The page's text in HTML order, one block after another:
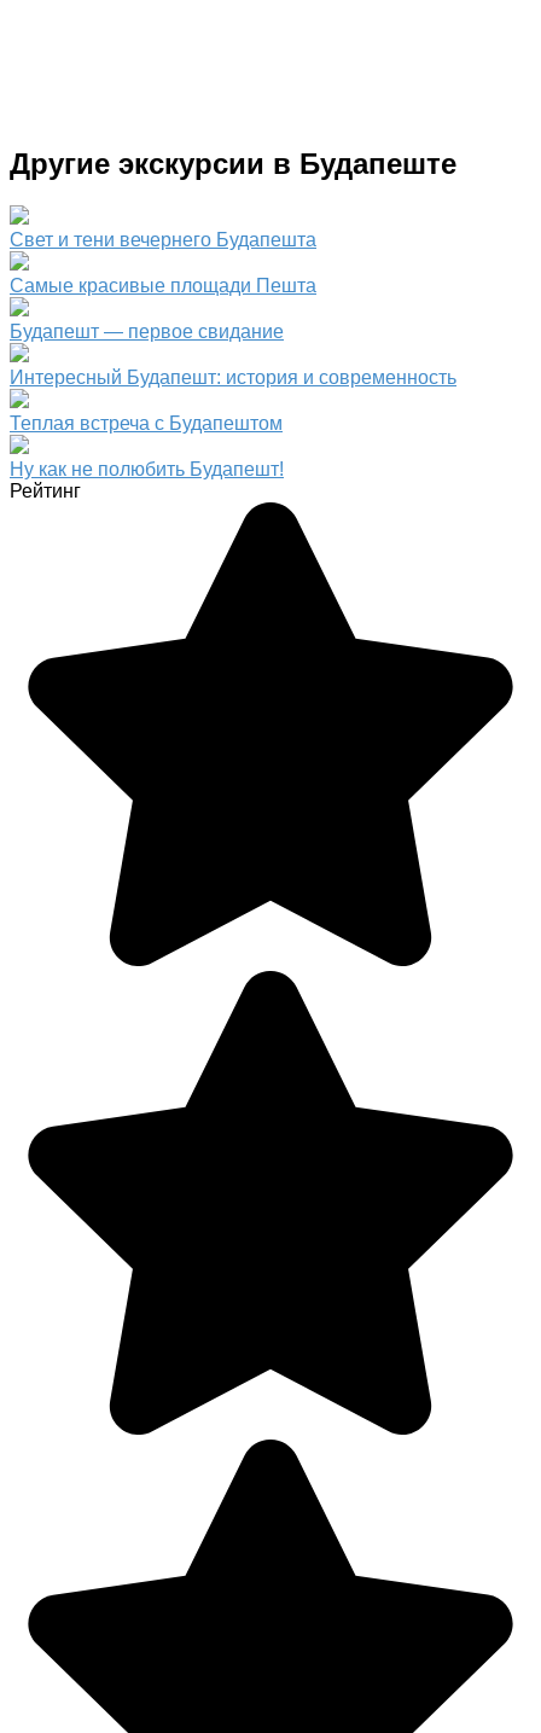
Другие экскурсии в Будапеште
Свет и тени вечернего Будапешта
Самые красивые площади Пешта
Будапешт — первое свидание
Интересный Будапешт: история и современность
Теплая встреча с Будапештом
Ну как не полюбить Будапешт!
Рейтинг